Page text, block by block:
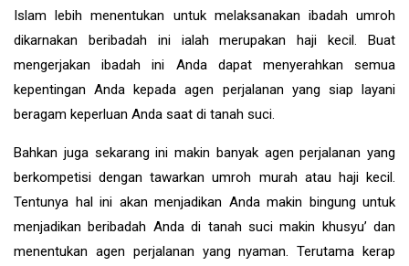
Islam lebih menentukan untuk melaksanakan ibadah umroh
dikarnakan beribadah ini ialah merupakan haji kecil. Buat
mengerjakan ibadah ini Anda dapat menyerahkan semua
kepentingan Anda kepada agen perjalanan yang siap layani
beragam keperluan Anda saat di tanah suci.
Bahkan juga sekarang ini makin banyak agen perjalanan yang
berkompetisi dengan tawarkan umroh murah atau haji kecil.
Tentunya hal ini akan menjadikan Anda makin bingung untuk
menjadikan beribadah Anda di tanah suci makin khusyu’ dan
menentukan agen perjalanan yang nyaman. Terutama kerap